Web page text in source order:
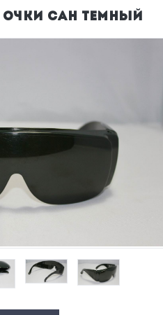
САН ТЕМНЫЙ